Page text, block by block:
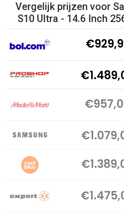
Vergelijk prijzen voor
S10 Ultra - 14.6 Inch